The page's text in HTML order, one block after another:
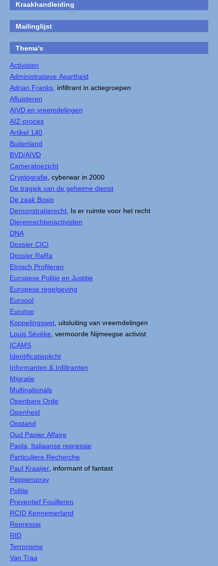
Kraakhandleiding
Mailinglijst
Thema's
Activisten
Administratieve Apartheid
Adrian Franks , infiltrant in actiegroepen
Afluisteren
AIVD en vreemdelingen
AIZ-proces
Artikel 140
Buitenland
BVD/AIVD
Cameratoezicht
Cryptografie , cyberwar in 2000
De tragiek van de geheime dienst
De zaak Bosio
Demonstratierecht , Is er ruimte voor het recht
Dierenrechtenactivisten
DNA
Dossier CICI
Dossier RaRa
Etnisch Profileren
Europese Politie en Justitie
Europese regelgeving
Europol
Eurotop
Koppelingswet , uitsluiting van vreemdelingen
Louis Sévèke , vermoorde Nijmeegse activist
ICAMS
Identificatieplicht
Informanten & Infiltranten
Migratie
Multinationals
Openbare Orde
Openheid
Opstand
Oud Papier Affaire
Paola, Italiaanse repressie
Particuliere Recherche
Paul Kraaijer , informant of fantast
Pepperspray
Politie
Preventief Fouilleren
RCID Kennemerland
Repressie
RID
Terrorisme
Van Traa